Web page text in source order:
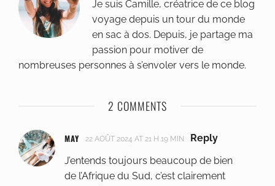
Je suis Camille, créatrice de ce blog
voyage depuis un tour du monde
en sac à dos. Depuis, je partage ma
passion pour motiver de
nombreuses personnes à s’envoler vers le monde.
2 COMMENTS
MAY 22 AOÛT 2024 AT 21 H 19 MIN
Reply
J’entends toujours beaucoup de bien
de l’Afrique du Sud, c’est clairement